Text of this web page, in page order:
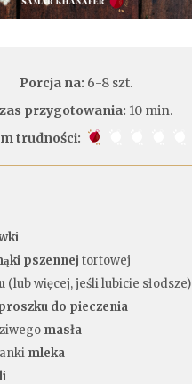
Porcja na: 6-8 szt.
przygotowania: 10 min.
trudności:
pszennej tortowej
(lub więcej, jeśli lubicie słodsze)
do pieczenia
masła
mleka